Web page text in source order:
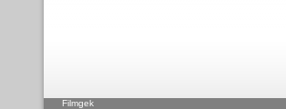
Filmgek